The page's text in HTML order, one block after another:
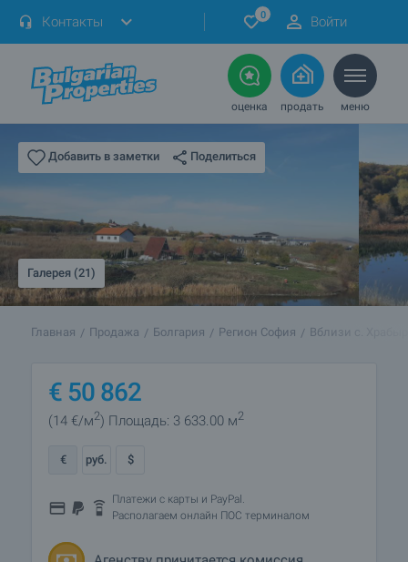
Контакты 0 Войти
оценка продать меню
Добавить в заметки Поделиться
Галерея (21)
Главная Продажа Болгария Регион София Вблизи с.
€ 50 862
(14 €/м2) Площадь: 3 633.00 м2
€ руб. $
Платежи с карты и PayPal.
Располагаем онлайн ПОС терминалом